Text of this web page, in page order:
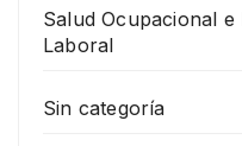
Salud Ocupacional
Laboral
Sin categoría